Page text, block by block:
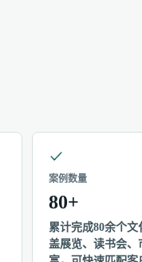
案例数量
80+
累计完成80余个
盖展览、读书会